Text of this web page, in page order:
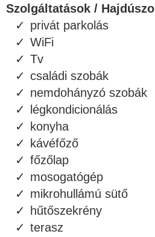
Szolgáltatások /
privát parkolás
WiFi
Tv
családi szobák
nemdohányzó szobák
légkondicionálás
konyha
kávéfőző
főzőlap
mosogatógép
mikrohullámú sütő
hűtőszekrény
terasz